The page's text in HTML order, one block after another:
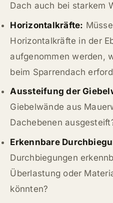
Dach auch bei starkem
Horizontalkräfte:
Horizontalkräfte in der
aufgenommen werden,
beim Sparrendach
Aussteifung der
Giebelwände aus
Dachebenen
Erkennbare
Durchbiegungen
Überlastung oder
könnten?